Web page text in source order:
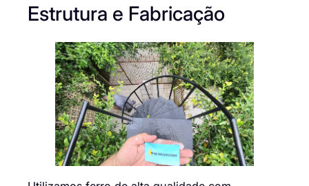
Estrutura e Fabricação